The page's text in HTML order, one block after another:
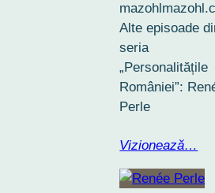
Alte episoade
seria
„Personalitățile
României”:
Perle
Vizionează…